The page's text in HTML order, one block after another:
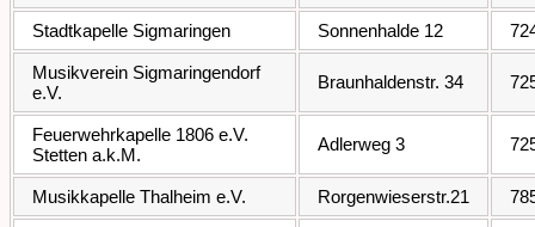
Stadtkapelle Sigmaringen Sonnenhalde 12
Musikverein Sigmaringendorf
e.V.
Braunhaldenstr. 34
Feuerwehrkapelle 1806 e.V.
Stetten a.k.M.
Adlerweg 3
Musikkapelle Thalheim e.V. Rorgenwieserstr.21